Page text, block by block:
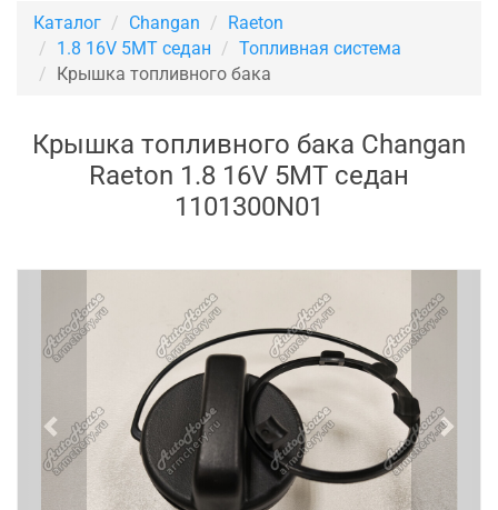
Каталог Changan
Raeton
1.8 16V 5MT седан
Топливная система
Крышка топливного бака
Крышка топливного бака Changan
Raeton 1.8 16V 5MT седан
1101300N01